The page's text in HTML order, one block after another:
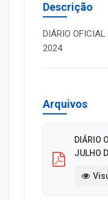
Descrição
DIÁRIO
2024
Arquivos
DIÁRIO
JULHO